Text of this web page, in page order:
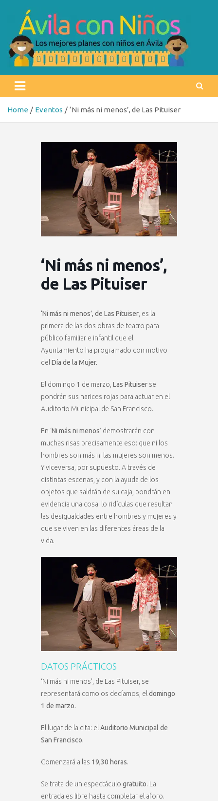
content
Ávila con niños
Home Eventos ‘Ni más ni menos’, de Las Pituiser
‘Ni más ni menos’,
de Las Pituiser
‘Ni más ni menos’, de Las Pituiser , es la
primera de las dos obras de teatro para
público familiar e infantil que el
Ayuntamiento ha programado con motivo
del Día de la Mujer.
El domingo 1 de marzo, Las Pituiser se
pondrán sus narices rojas para actuar en el
Auditorio Municipal de San Francisco.
En ‘Ni más ni menos‘ demostrarán con
muchas risas precisamente eso: que ni los
hombres son más ni las mujeres son menos.
Y viceversa, por supuesto. A través de
distintas escenas, y con la ayuda de los
objetos que saldrán de su caja, pondrán en
evidencia una cosa: lo ridículas que resultan
las desigualdades entre hombres y mujeres y
que se viven en las diferentes áreas de la
vida.
DATOS PRÁCTICOS
‘Ni más ni menos’, de Las Pituiser, se
representará como os decíamos, el domingo
1 de marzo.
El lugar de la cita: el Auditorio Municipal de
San Francisco.
Comenzará a las 19,30 horas.
Se trata de un espectáculo gratuito. La
entrada es libre hasta completar el aforo.